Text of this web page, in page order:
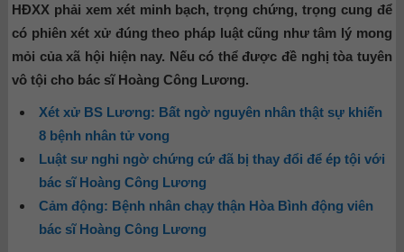
HĐXX phải xem xét minh bạch, trọng chứng, trọng cung để
có phiên xét xử đúng theo pháp luật cũng như tâm lý mong
mỏi của xã hội hiện nay. Nếu có thể được đề nghị tòa tuyên
vô tội cho bác sĩ Hoàng Công Lương.
Xét xử BS Lương: Bất ngờ nguyên nhân thật sự khiến
8 bệnh nhân tử vong
Luật sư nghi ngờ chứng cứ đã bị thay đổi để ép tội với
bác sĩ Hoàng Công Lương
Cảm động: Bệnh nhân chạy thận Hòa Bình động viên
bác sĩ Hoàng Công Lương